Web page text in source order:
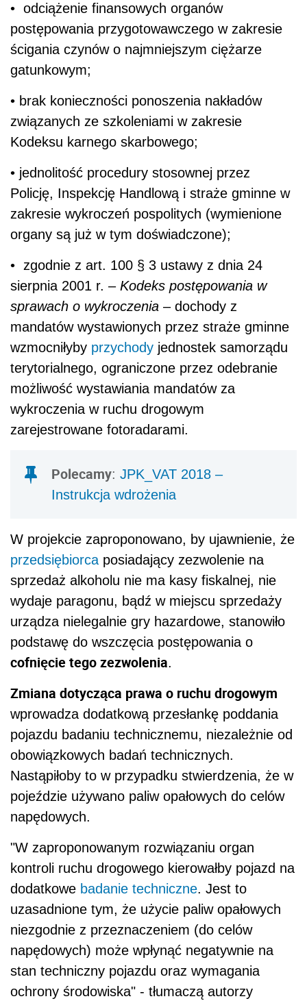
• odciążenie finansowych organów
postępowania przygotowawczego w zakresie
ścigania czynów o najmniejszym ciężarze
gatunkowym;
• brak konieczności ponoszenia nakładów
związanych ze szkoleniami w zakresie
Kodeksu karnego skarbowego;
• jednolitość procedury stosownej przez
Policję, Inspekcję Handlową i straże gminne w
zakresie wykroczeń pospolitych (wymienione
organy są już w tym doświadczone);
• zgodnie z art. 100 § 3 ustawy z dnia 24
sierpnia 2001 r. – Kodeks postępowania w
sprawach o wykroczenia – dochody z
mandatów wystawionych przez straże gminne
wzmocniłyby przychody jednostek samorządu
terytorialnego, ograniczone przez odebranie
możliwość wystawiania mandatów za
wykroczenia w ruchu drogowym
zarejestrowane fotoradarami.
Polecamy: JPK_VAT 2018 –
Instrukcja wdrożenia
W projekcie zaproponowano, by ujawnienie, że
przedsiębiorca posiadający zezwolenie na
sprzedaż alkoholu nie ma kasy fiskalnej, nie
wydaje paragonu, bądź w miejscu sprzedaży
urządza nielegalnie gry hazardowe, stanowiło
podstawę do wszczęcia postępowania o
cofnięcie tego zezwolenia.
Zmiana dotycząca prawa o ruchu drogowym
wprowadza dodatkową przesłankę poddania
pojazdu badaniu technicznemu, niezależnie od
obowiązkowych badań technicznych.
Nastąpiłoby to w przypadku stwierdzenia, że w
pojeździe używano paliw opałowych do celów
napędowych.
"W zaproponowanym rozwiązaniu organ
kontroli ruchu drogowego kierowałby pojazd na
dodatkowe badanie techniczne. Jest to
uzasadnione tym, że użycie paliw opałowych
niezgodnie z przeznaczeniem (do celów
napędowych) może wpłynąć negatywnie na
stan techniczny pojazdu oraz wymagania
ochrony środowiska" - tłumaczą autorzy